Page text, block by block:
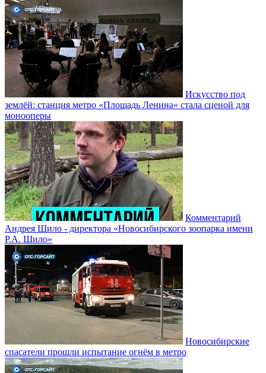
Искусство под
землёй: станция метро «Площадь Ленина» стала сценой для
монооперы
Комментарий
Андрея Шило - директора «Новосибирского зоопарка имени
Р.А. Шило»
Новосибирские
спасатели прошли испытание огнём в метро